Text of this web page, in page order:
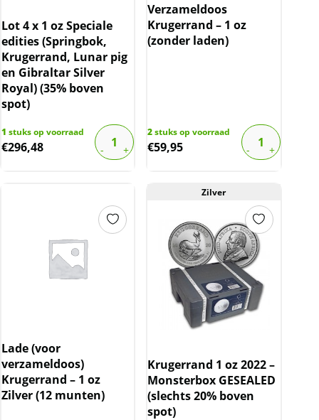
Lot 4 x 1 oz Speciale
edities (Springbok,
Krugerrand, Lunar pig
en Gibraltar Silver
Royal) (35% boven
spot)
1 stuks op voorraad
€296,48
Verzameldoos
Krugerrand – 1 oz
(zonder laden)
2stuks op voorraad
€59,95
Lade (voor
verzameldoos)
Krugerrand – 1 oz
Zilver (12 munten)
Zilver
Krugerrand 1 oz 2022 –
Monsterbox GESEALED
(slechts 20% boven
spot)